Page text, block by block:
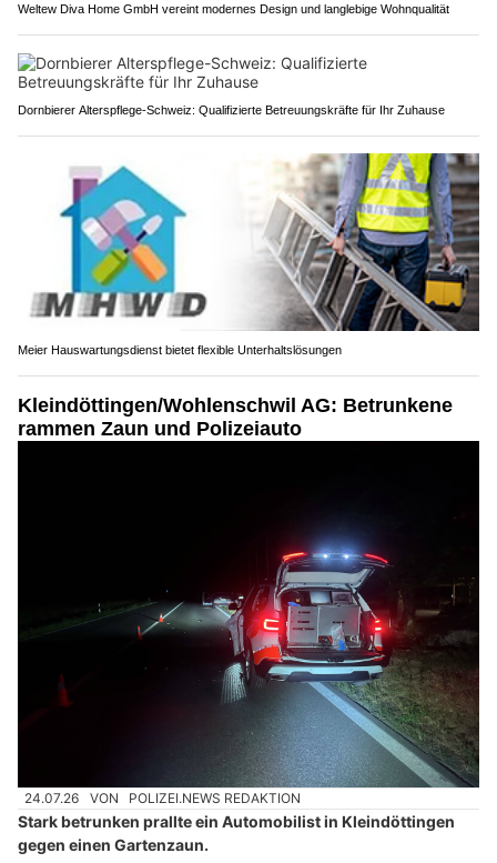
Weltew Diva Home GmbH vereint modernes Design und langlebige Wohnqualität
Dornbierer Alterspflege-Schweiz: Qualifizierte Betreuungskräfte für Ihr Zuhause
Meier Hauswartungsdienst bietet flexible Unterhaltslösungen
Kleindöttingen/Wohlenschwil AG: Betrunkene
rammen Zaun und Polizeiauto
24.07.26 VON POLIZEI.NEWS REDAKTION
Stark betrunken prallte ein Automobilist in Kleindöttingen
gegen einen Gartenzaun.